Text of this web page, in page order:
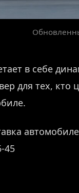
в себе
для тех,
45